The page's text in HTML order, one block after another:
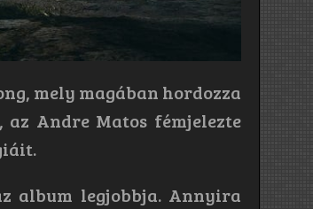
mely magában hordozza
Andre Matos fémjelezte
album legjobbja. Annyira